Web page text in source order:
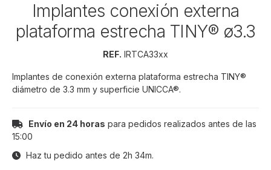
Implantes conexión externa
plataforma estrecha TINY® ø3.3
REF. IRTCA33xx
Implantes de conexión externa plataforma estrecha TINY®
diámetro de 3.3 mm y superficie UNICCA®.
Envío en 24 horas para pedidos realizados antes de las
15:00
Haz tu pedido antes de 2h 34m.